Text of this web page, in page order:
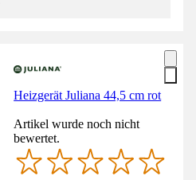
Heizgerät Juliana 44,5 cm rot
Artikel wurde noch nicht
bewertet.